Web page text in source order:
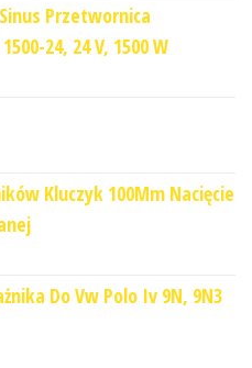
Przetwornica
24, 24 V, 1500 W
Kluczyk 100Mm Nacięcie
Do Vw Polo Iv 9N, 9N3